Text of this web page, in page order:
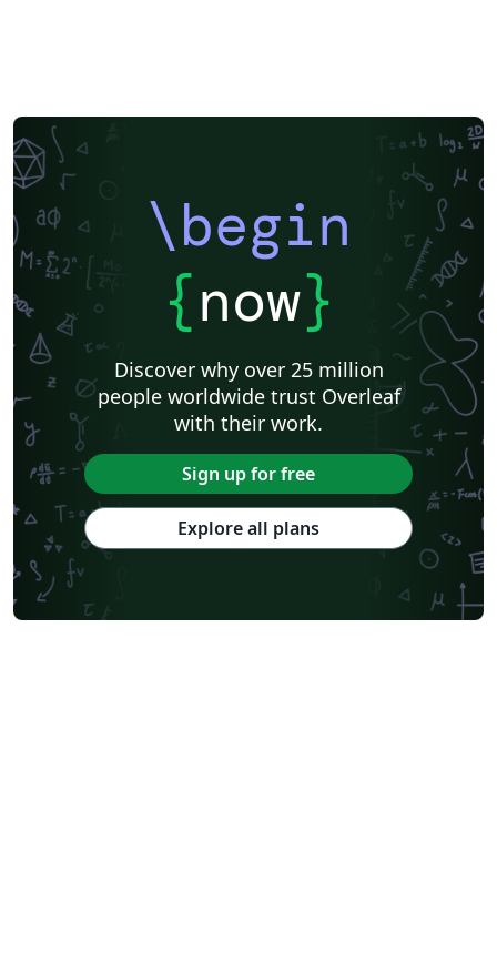
\begin
{now}
Discover why over 25 million
people worldwide trust Overleaf
with their work.
Sign up for free
Explore all plans